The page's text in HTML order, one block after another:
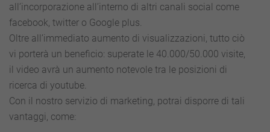
all’incorporazione all’interno di altri canali social come
facebook, twitter o Google plus.
Oltre all’immediato aumento di visualizzazioni, tutto ciò
vi porterà un beneficio: superate le 40.000/50.000 visite,
il video avrà un aumento notevole tra le posizioni di
ricerca di youtube.
Con il nostro servizio di marketing, potrai disporre di tali
vantaggi, come: